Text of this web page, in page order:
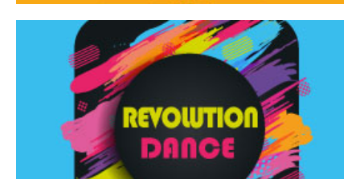
Revolution Dance
Rassegna di danza contemporanea – I Edizione